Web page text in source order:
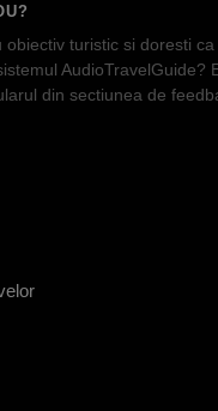
obiectiv turistic si doresti ca
AudioTravelGuide?
din sectiunea de